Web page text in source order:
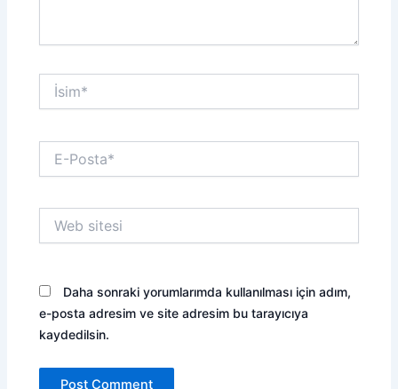
İsim*
Posta*
sitesi
Daha sonraki yorumlarımda kullanılması için adım,
e-posta adresim ve site adresim bu tarayıcıya
kaydedilsin.